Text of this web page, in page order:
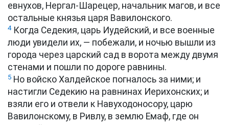
евнухов, Нергал-Шарецер, начальник магов, и все
остальные князья царя Вавилонского.
4Когда Седекия, царь Иудейский, и все военные
люди увидели их, — побежали, и ночью вышли из
города через царский сад в ворота между двумя
стенами и пошли по дороге равнины.
5 Но войско Халдейское погналось за ними; и
настигли Седекию на равнинах Иерихонских; и
взяли его и отвели к Навуходоносору, царю
Вавилонскому, в Ривлу, в землю Емаф, где он